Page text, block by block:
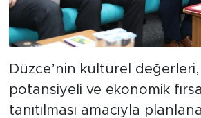
Düzce’nin kültürel
potansiyeli ve ekonomik
tanıtılması amacıyla